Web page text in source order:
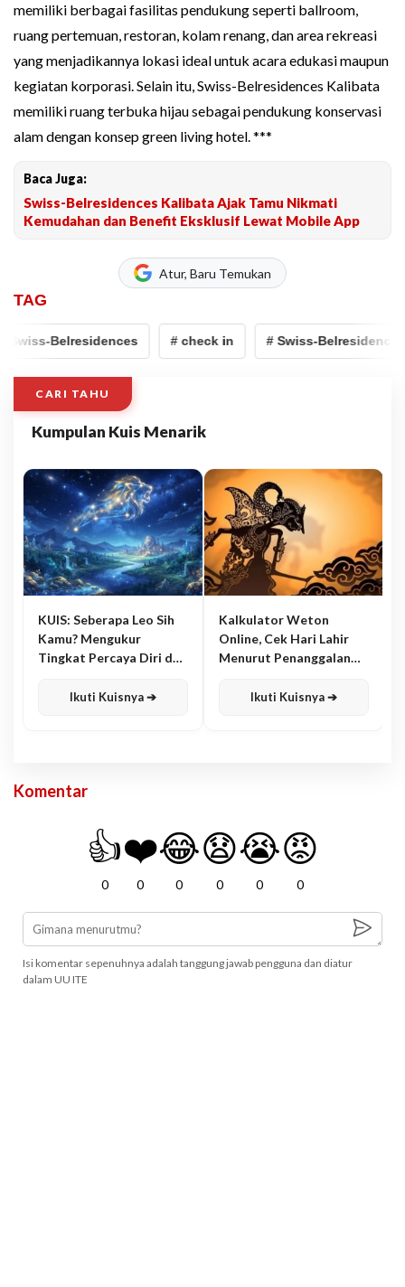
memiliki berbagai fasilitas pendukung seperti ballroom,
ruang pertemuan, restoran, kolam renang, dan area rekreasi
yang menjadikannya lokasi ideal untuk acara edukasi maupun
kegiatan korporasi. Selain itu, Swiss-Belresidences Kalibata
memiliki ruang terbuka hijau sebagai pendukung konservasi
alam dengan konsep green living hotel. ***
Baca Juga:
Swiss-Belresidences Kalibata Ajak Tamu Nikmati
Kemudahan dan Benefit Eksklusif Lewat Mobile App
Atur, Baru Temukan
TAG
Belresidences # check in # Swiss-Belresidences
CARI TAHU
Kumpulan Kuis Menarik
KUIS: Seberapa Leo Sih
Kamu? Mengukur
Tingkat Percaya Diri dan
Ikuti Kuisnya ➔
Kalkulator Weton
Online, Cek Hari Lahir
Menurut Penanggalan
Ikuti Kuisnya ➔
Komentar
👍
0
❤️
0
😂
0
😧
0
😭
0
😡
0
Isi komentar sepenuhnya adalah tanggung jawab pengguna dan diatur
dalam UU ITE